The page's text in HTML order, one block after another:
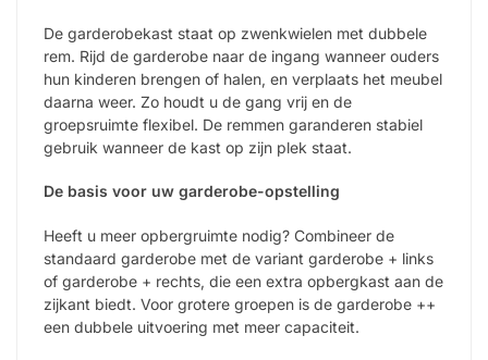
De garderobekast staat op zwenkwielen met dubbele
rem. Rijd de garderobe naar de ingang wanneer ouders
hun kinderen brengen of halen, en verplaats het meubel
daarna weer. Zo houdt u de gang vrij en de
groepsruimte flexibel. De remmen garanderen stabiel
gebruik wanneer de kast op zijn plek staat.
De basis voor uw garderobe-opstelling
Heeft u meer opbergruimte nodig? Combineer de
standaard garderobe met de variant garderobe + links
of garderobe + rechts, die een extra opbergkast aan de
zijkant biedt. Voor grotere groepen is de garderobe ++
een dubbele uitvoering met meer capaciteit.